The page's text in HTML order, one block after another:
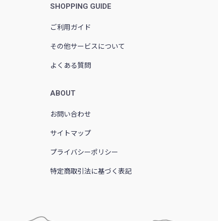
SHOPPING GUIDE
ご利用ガイド
その他サービスについて
よくある質問
ABOUT
お問い合わせ
サイトマップ
プライバシーポリシー
特定商取引法に基づく表記